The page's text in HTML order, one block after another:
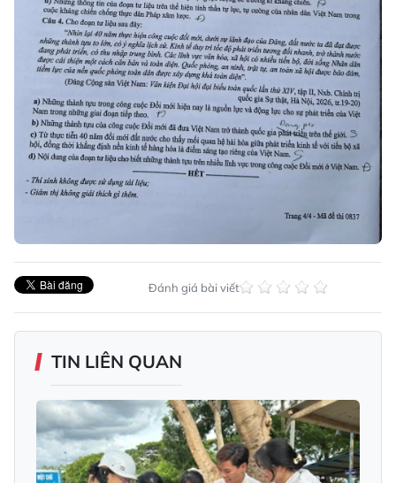
Đánh giá bài viết
TIN LIÊN QUAN